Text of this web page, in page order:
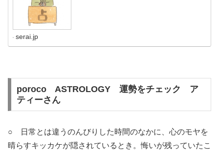
serai.jp
poroco ASTROLOGY運勢をチェック ア
ティーさん
○ 日常とは違うのんびりした時間のなかに、心のモヤを
晴らすキッカケが隠されているとき。悔いが残っていたこ